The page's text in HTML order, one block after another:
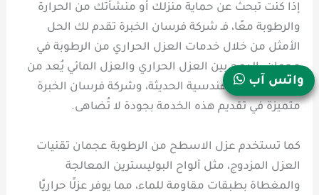
إذا كنت تبحث عن حماية منزلك أو منشأتك من الحرارة
والرطوبة معًا، فـ شركة فرسان الخبرة تقدم لك الحل
الأمثل من خلال خدمات العزل الحراري من الرطوبة في
عجمان. الدمج بين العزل الحراري والعزل المائي يُعد من
أقوى الحلول الهندسية الحديثة، وشركة فرسان الخبرة
متميزة في تقديم هذه الخدمة بجودة لا تُضاهى.
كما تستخدم عزل الاسطح من الرطوبة عجمان تقنيات
العزل المزدوج، مثل ألواح البوليسترين المعالجة
والمغطاة بطبقات مقاومة للماء، مما يوفر عزلًا حراريًا
واتس آب